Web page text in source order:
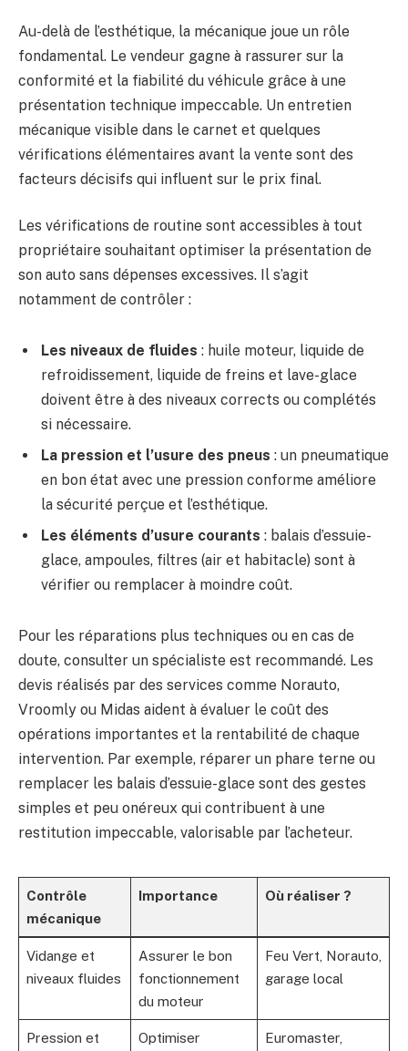
Au-delà de l’esthétique, la mécanique joue un rôle
fondamental. Le vendeur gagne à rassurer sur la
conformité et la fiabilité du véhicule grâce à une
présentation technique impeccable. Un entretien
mécanique visible dans le carnet et quelques
vérifications élémentaires avant la vente sont des
facteurs décisifs qui influent sur le prix final.
Les vérifications de routine sont accessibles à tout
propriétaire souhaitant optimiser la présentation de
son auto sans dépenses excessives. Il s’agit
notamment de contrôler :
Les niveaux de fluides : huile moteur, liquide de
refroidissement, liquide de freins et lave-glace
doivent être à des niveaux corrects ou complétés
si nécessaire.
La pression et l’usure des pneus : un pneumatique
en bon état avec une pression conforme améliore
la sécurité perçue et l’esthétique.
Les éléments d’usure courants : balais d’essuie-
glace, ampoules, filtres (air et habitacle) sont à
vérifier ou remplacer à moindre coût.
Pour les réparations plus techniques ou en cas de
doute, consulter un spécialiste est recommandé. Les
devis réalisés par des services comme Norauto,
Vroomly ou Midas aident à évaluer le coût des
opérations importantes et la rentabilité de chaque
intervention. Par exemple, réparer un phare terne ou
remplacer les balais d’essuie-glace sont des gestes
simples et peu onéreux qui contribuent à une
restitution impeccable, valorisable par l’acheteur.
Contrôle
mécanique
Importance Où réaliser ?
Vidange et
niveaux fluides
Assurer le bon
fonctionnement
du moteur
Feu Vert, Norauto,
garage local
Pression et Optimiser Euromaster,